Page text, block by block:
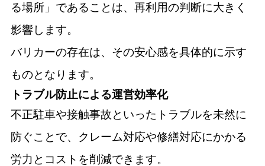
る場所」であることは、再利用の判断に大きく
影響します。
バリカーの存在は、その安心感を具体的に示す
ものとなります。
トラブル防止による運営効率化
不正駐車や接触事故といったトラブルを未然に
防ぐことで、クレーム対応や修繕対応にかかる
労力とコストを削減できます。